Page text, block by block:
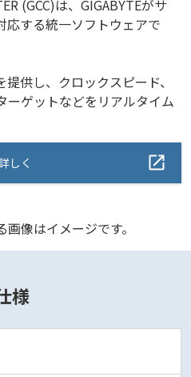
(GCC)は、GIGABYTEがサ
応する統一ソフトウェアで
供し、クロックスピード、
ーゲットなどをリアルタイム
しく
像はイメージです。
様